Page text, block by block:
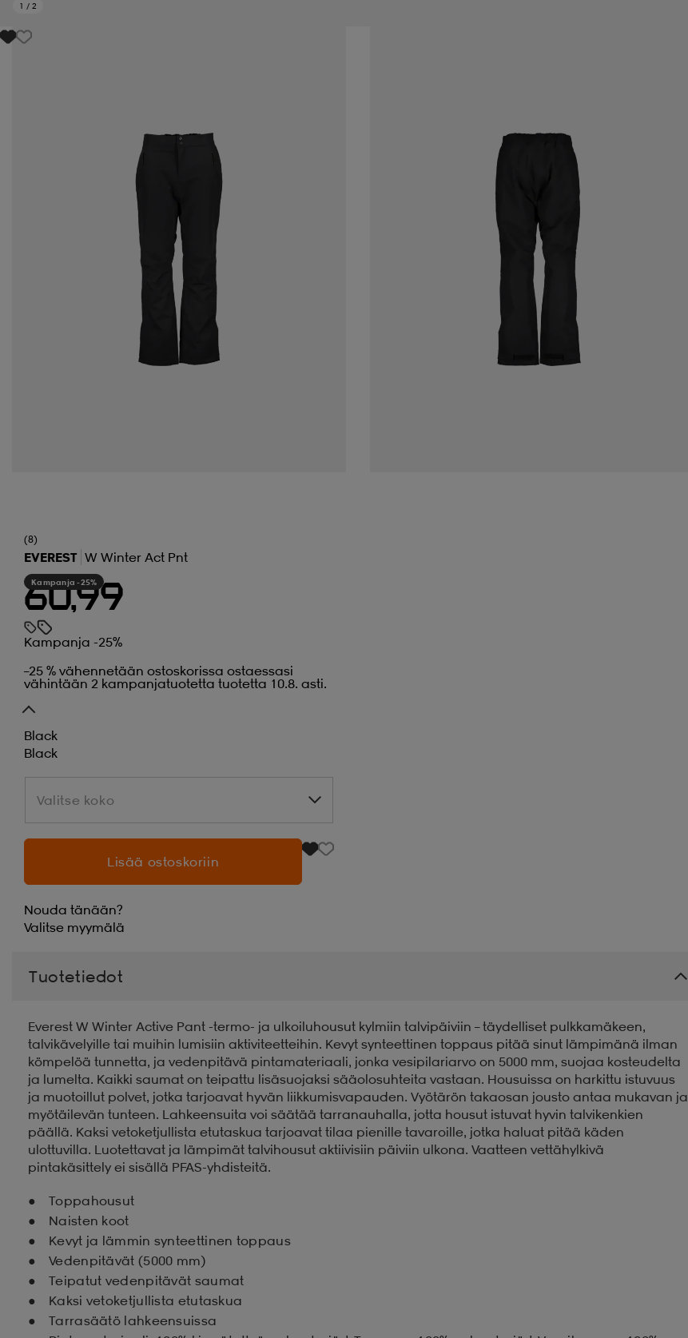
1 / 2
(8)
EVEREST W Winter Act Pnt
Kampanja -25%
60,99
Kampanja -25%
–25 % vähennetään ostoskorissa ostaessasi
vähintään 2 kampanjatuotetta tuotetta 10.8. asti.
Black
Black
Valitse koko
Valitse koko
Lisää ostoskoriin
Nouda tänään?
Valitse myymälä
Tuotetiedot
Everest W Winter Active Pant -termo- ja ulkoiluhousut kylmiin talvipäiviin – täydelliset pulkkamäkeen,
talvikävelyille tai muihin lumisiin aktiviteetteihin. Kevyt synteettinen toppaus pitää sinut lämpimänä ilman
kömpelöä tunnetta, ja vedenpitävä pintamateriaali, jonka vesipilariarvo on 5000 mm, suojaa kosteudelta
ja lumelta. Kaikki saumat on teipattu lisäsuojaksi sääolosuhteita vastaan. Housuissa on harkittu istuvuus
ja muotoillut polvet, jotka tarjoavat hyvän liikkumisvapauden. Vyötärön takaosan jousto antaa mukavan ja
myötäilevän tunteen. Lahkeensuita voi säätää tarranauhalla, jotta housut istuvat hyvin talvikenkien
päällä. Kaksi vetoketjullista etutaskua tarjoavat tilaa pienille tavaroille, jotka haluat pitää käden
ulottuvilla. Luotettavat ja lämpimät talvihousut aktiivisiin päiviin ulkona. Vaatteen vettähylkivä
pintakäsittely ei sisällä PFAS-yhdisteitä.
Toppahousut
Naisten koot
Kevyt ja lämmin synteettinen toppaus
Vedenpitävät (5000 mm)
Teipatut vedenpitävät saumat
Kaksi vetoketjullista etutaskua
Tarrasäätö lahkeensuissa